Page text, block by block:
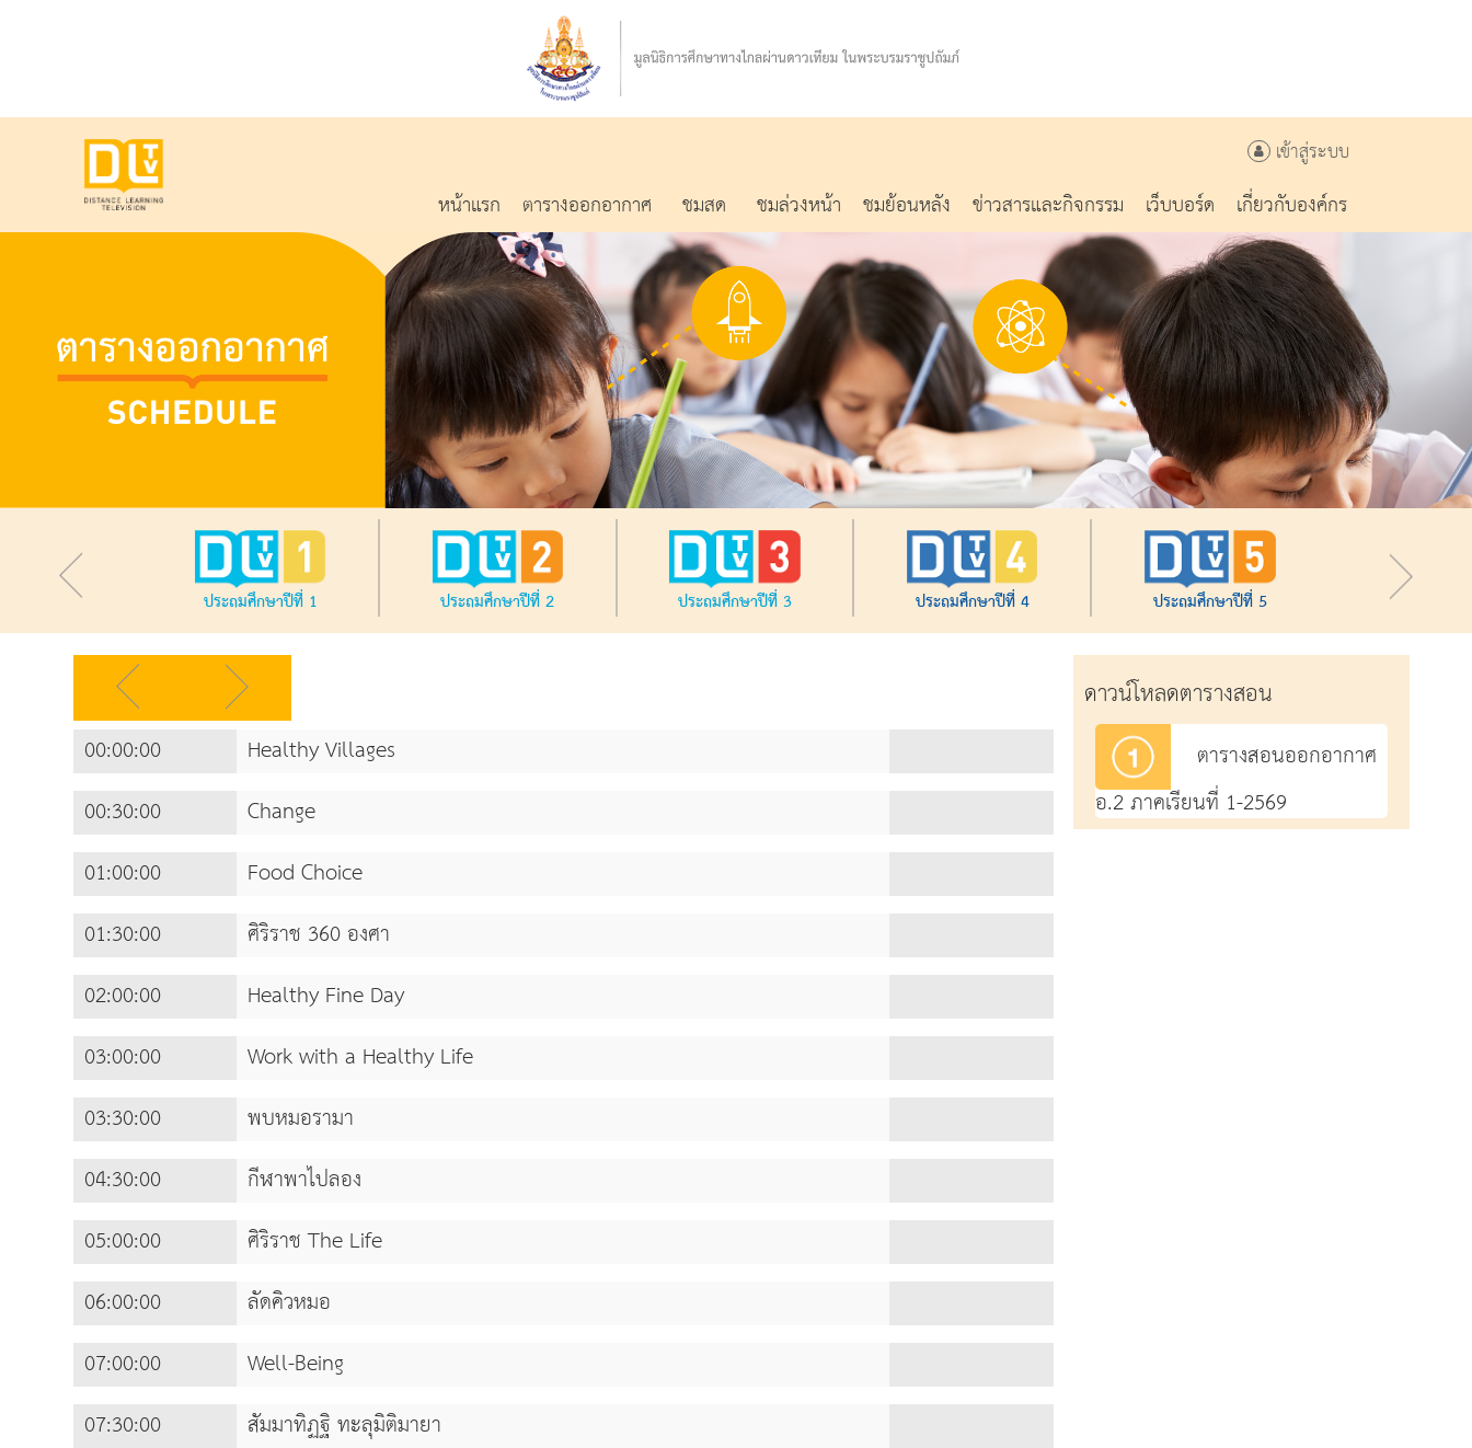
เข้าสู่ระบบ
หน้าแรก ตารางออกอากาศ ชมสด ชมล่วงหน้า ชมย้อนหลัง ข่าวสารและกิจกรรม เว็บบอร์ด เกี่ยวกับองค์กร
ประถมศึกษาปีที่ 1 ประถมศึกษาปีที่ 2 ประถมศึกษาปีที่ 3 ประถมศึกษาปีที่ 4 ประถมศึกษาปีที่ 5
00:00:00
Healthy Villages
00:30:00
Change
01:00:00
Food Choice
01:30:00
ศิริราช 360 องศา
02:00:00
Healthy Fine Day
03:00:00
Work with a Healthy Life
03:30:00
พบหมอรามา
04:30:00
กีฬาพาไปลอง
05:00:00
ศิริราช The Life
06:00:00
ลัดคิวหมอ
07:00:00
Well-Being
07:30:00
สัมมาทิฏฐิ ทะลุมิติมายา
ดาวน์โหลดตารางสอน
ตารางสอนออกอากาศ
อ.2 ภาคเรียนที่ 1-2569